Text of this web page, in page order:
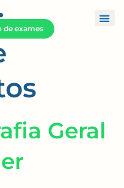
de exames
Geral